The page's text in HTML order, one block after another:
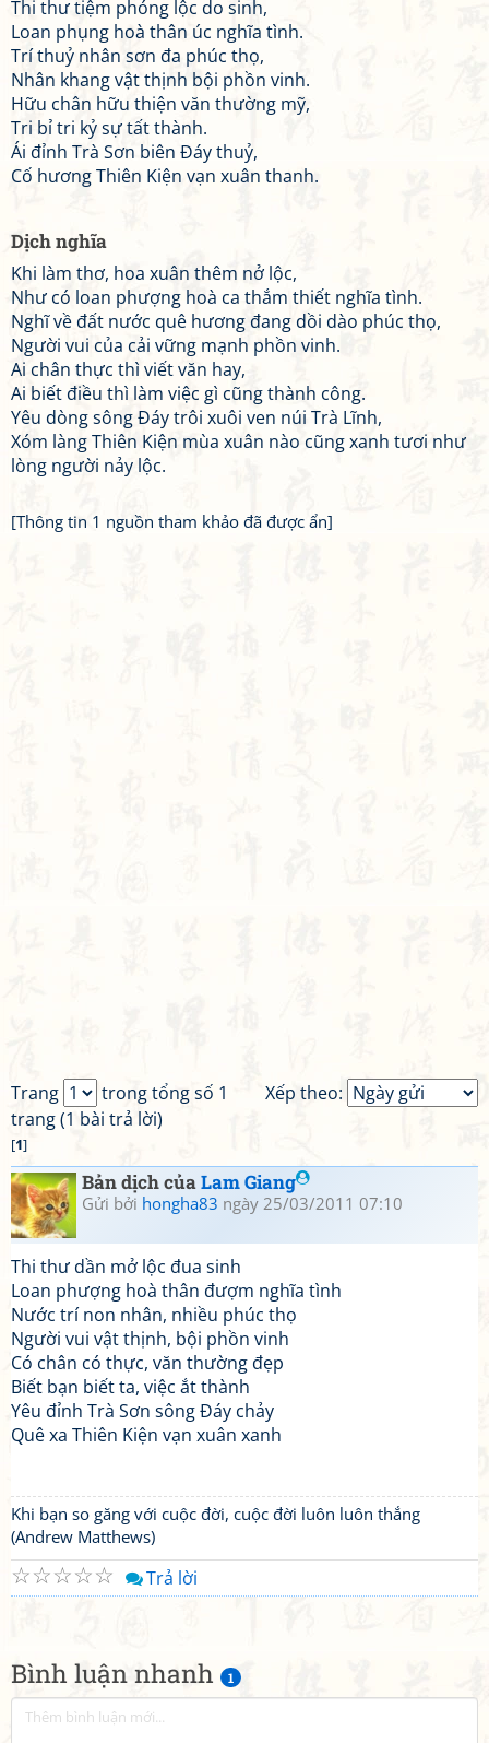
Bình luận nhanh 1
Thi thư tiệm phóng lộc do sinh,
Loan phụng hoà thân úc nghĩa tình.
Trí thuỷ nhân sơn đa phúc thọ,
Nhân khang vật thịnh bội phồn vinh.
Hữu chân hữu thiện văn thường mỹ,
Tri bỉ tri kỷ sự tất thành.
Ái đỉnh Trà Sơn biên Đáy thuỷ,
Cố hương Thiên Kiện vạn xuân thanh.
Dịch nghĩa
Khi làm thơ, hoa xuân thêm nở lộc,
Như có loan phượng hoà ca thắm thiết nghĩa tình.
Nghĩ về đất nước quê hương đang dồi dào phúc thọ,
Người vui của cải vững mạnh phồn vinh.
Ai chân thực thì viết văn hay,
Ai biết điều thì làm việc gì cũng thành công.
Yêu dòng sông Đáy trôi xuôi ven núi Trà Lĩnh,
Xóm làng Thiên Kiện mùa xuân nào cũng xanh tươi như
lòng người nảy lộc.
[Thông tin 1 nguồn tham khảo đã được ẩn]
Xếp theo:
Trang
trong tổng số 1
trang (1 bài trả lời)
[1]
Bản dịch củaLam Giang
Gửi bởi hongha83 ngày 25/03/2011 07:10
Thi thư dần mở lộc đua sinh
Loan phượng hoà thân đượm nghĩa tình
Nước trí non nhân, nhiều phúc thọ
Người vui vật thịnh, bội phồn vinh
Có chân có thực, văn thường đẹp
Biết bạn biết ta, việc ắt thành
Yêu đỉnh Trà Sơn sông Đáy chảy
Quê xa Thiên Kiện vạn xuân xanh
Khi bạn so găng với cuộc đời, cuộc đời luôn luôn thắng
(Andrew Matthews)
☆
☆
☆
☆
☆ Trả lời